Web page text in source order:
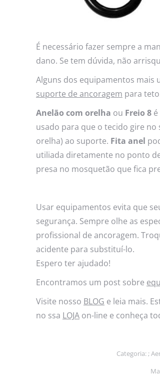
É necessário fazer sempre a
dano. Se tem dúvida, não
Alguns dos equipamentos mais
suporte de ancoragem para
Anelão com orelha ou Freio 8
usado para que o tecido gire no
orelha) ao suporte. Fita anel
utiliada diretamente no ponto
presa no mosquetão que fica
Usar equipamentos evita que
segurança. Sempre olhe as
profissional de ancoragem.
acidente para substituí-lo.
Espero ter ajudado!
Encontramos um post sobre
Visite nosso BLOG e leia mais.
no ssa LOJA on-line e conheça
Categoria: ;